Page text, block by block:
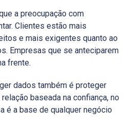
a preocupação com
Clientes estão mais
e mais exigentes quanto ao
Empresas que se anteciparem
frente.
dados também é proteger
baseada na confiança, no
é a base de qualquer negócio